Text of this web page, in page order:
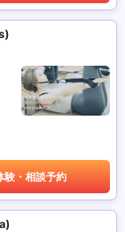
験・相談予約